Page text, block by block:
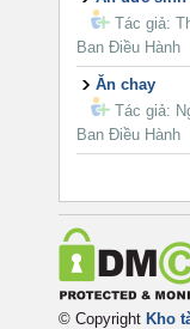
Tác giả:
Ban Điều Hành
Ăn chay
Tác giả:
Ban Điều Hành
© Copyright Kho